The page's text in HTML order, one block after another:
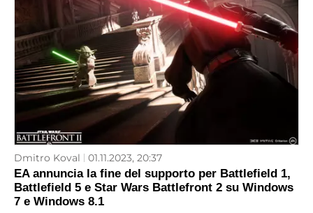
Dmitro Koval 01.11.2023, 20:37
EA annuncia la fine del supporto per Battlefield 1,
Battlefield 5 e Star Wars Battlefront 2 su Windows
7 e Windows 8.1